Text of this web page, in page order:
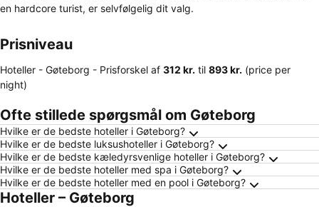
en hardcore turist, er selvfølgelig dit valg.
Prisniveau
Hoteller - Gøteborg - Prisforskel af ‎312 kr. til ‎893 kr. (price per
night)
Ofte stillede spørgsmål om Gøteborg
Hvilke er de bedste hoteller i Gøteborg?
Hvilke er de bedste luksushoteller i Gøteborg?
Hvilke er de bedste kæledyrsvenlige hoteller i Gøteborg?
Hvilke er de bedste hoteller med spa i Gøteborg?
Hvilke er de bedste hoteller med en pool i Gøteborg?
Hoteller – Gøteborg